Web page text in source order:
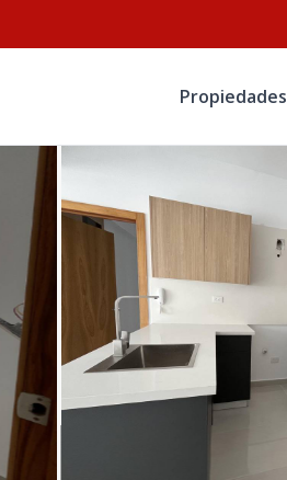
Propiedades